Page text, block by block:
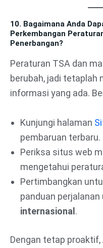
10. Bagaimana Anda
Perkembangan
Penerbangan?
Peraturan TSA dan
berubah, jadi tetaplah
informasi yang ada.
Kunjungi halaman
pembaruan terbaru.
Periksa situs web
mengetahui
Pertimbangkan
panduan perjalanan
internasional.
Dengan tetap